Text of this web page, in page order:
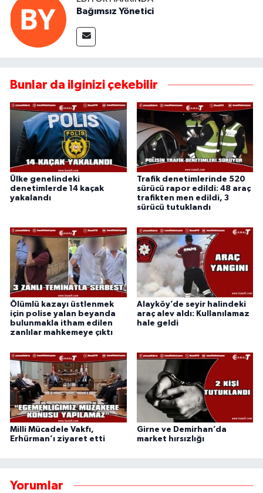
Bağımsız Yönetici
Bunlar da ilginizi çekebilir
Ülke genelindeki
denetimlerde 14 kaçak
yakalandı
Trafik denetimlerinde 520
sürücü rapor edildi: 48 araç
trafikten men edildi, 3
sürücü tutuklandı
Ölümlü kazayı üstlenmek
için polise yalan beyanda
bulunmakla itham edilen
zanlılar mahkemeye çıktı
Alayköy’de seyir halindeki
araç alev aldı: Kullanılamaz
hale geldi
Milli Mücadele Vakfı,
Erhürman’ı ziyaret etti
Girne ve Demirhan’da
market hırsızlığı
Yorumlar